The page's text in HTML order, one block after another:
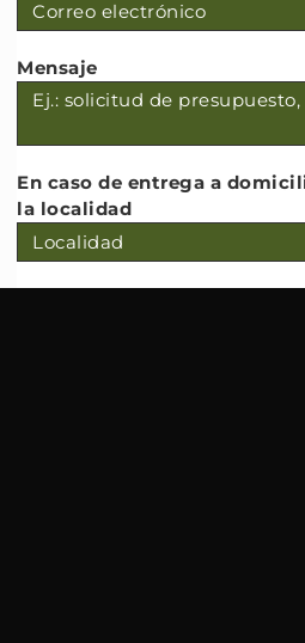
Mensaje
En caso de entrega a
la localidad